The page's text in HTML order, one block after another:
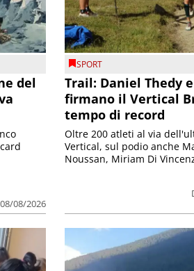
del
08/2026
SPORT
Trail: Daniel Thedy
firmano il Vertical
tempo di record
Oltre 200 atleti al via
Vertical, sul podio anche
Noussan, Miriam Di